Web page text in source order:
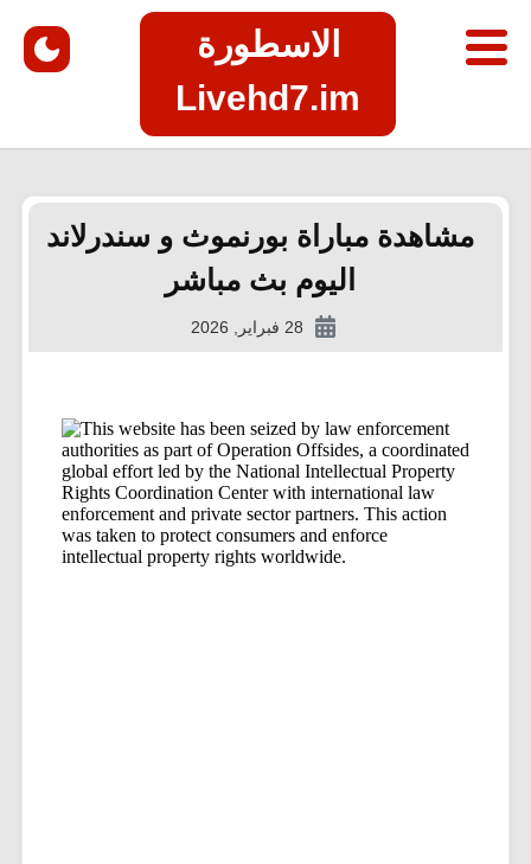
الاسطورة
Livehd7.im
مشاهدة مباراة بورنموث و سندرلاند
اليوم بث مباشر
28 فبراير, 2026